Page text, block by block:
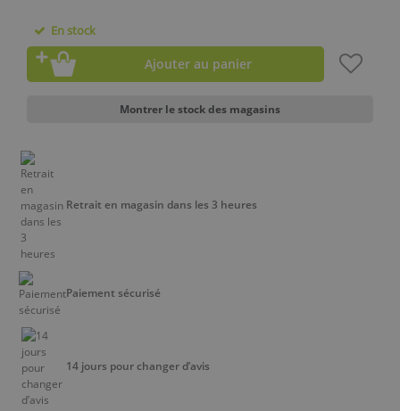
En stock
Ajouter au panier
Montrer le stock des magasins
Retrait en magasin dans les 3 heures
Paiement sécurisé
14 jours pour changer d’avis